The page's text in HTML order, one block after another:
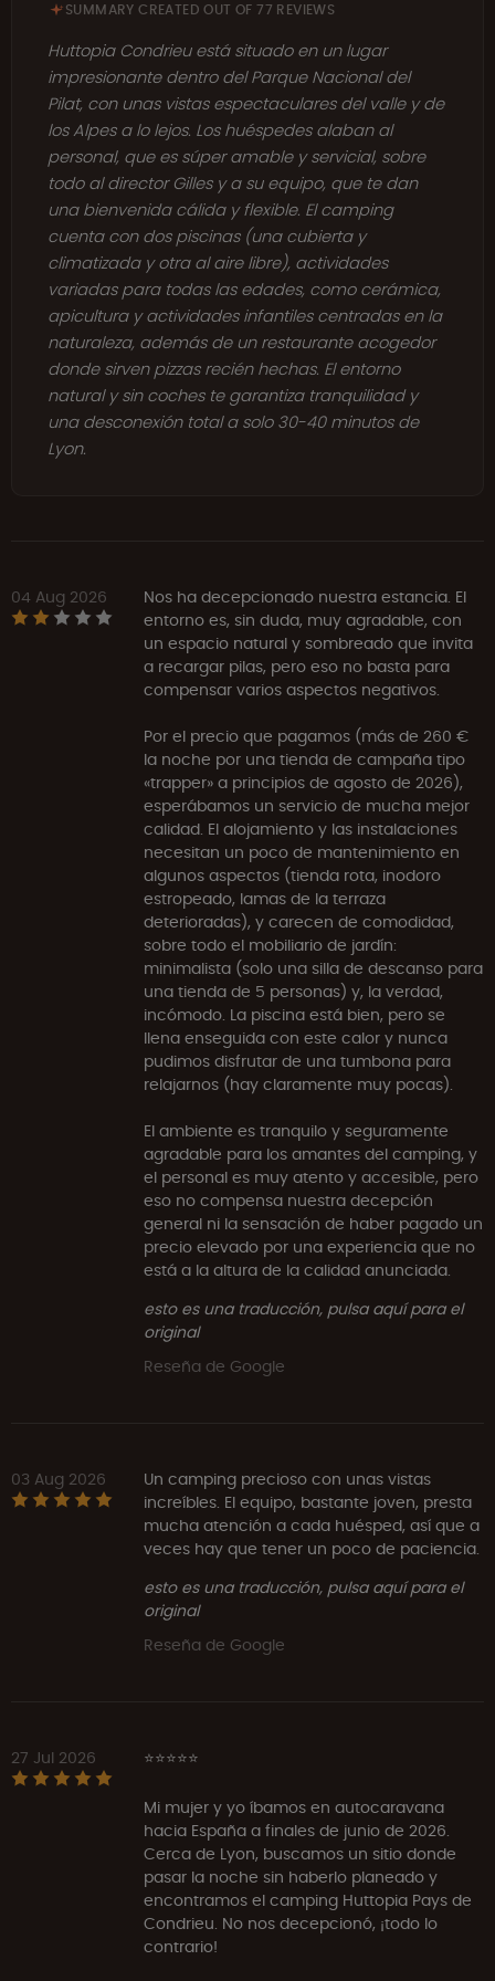
SUMMARY CREATED OUT OF 77 REVIEWS
Huttopia Condrieu está situado en un lugar
impresionante dentro del Parque Nacional del
Pilat, con unas vistas espectaculares del valle y de
los Alpes a lo lejos. Los huéspedes alaban al
personal, que es súper amable y servicial, sobre
todo al director Gilles y a su equipo, que te dan
una bienvenida cálida y flexible. El camping
cuenta con dos piscinas (una cubierta y
climatizada y otra al aire libre), actividades
variadas para todas las edades, como cerámica,
apicultura y actividades infantiles centradas en la
naturaleza, además de un restaurante acogedor
donde sirven pizzas recién hechas. El entorno
natural y sin coches te garantiza tranquilidad y
una desconexión total a solo 30-40 minutos de
Lyon.
04 Aug 2026
Nos ha decepcionado nuestra estancia. El
entorno es, sin duda, muy agradable, con
un espacio natural y sombreado que invita
a recargar pilas, pero eso no basta para
compensar varios aspectos negativos.
Por el precio que pagamos (más de 260 €
la noche por una tienda de campaña tipo
«trapper» a principios de agosto de 2026),
esperábamos un servicio de mucha mejor
calidad. El alojamiento y las instalaciones
necesitan un poco de mantenimiento en
algunos aspectos (tienda rota, inodoro
estropeado, lamas de la terraza
deterioradas), y carecen de comodidad,
sobre todo el mobiliario de jardín:
minimalista (solo una silla de descanso para
una tienda de 5 personas) y, la verdad,
incómodo. La piscina está bien, pero se
llena enseguida con este calor y nunca
pudimos disfrutar de una tumbona para
relajarnos (hay claramente muy pocas).
El ambiente es tranquilo y seguramente
agradable para los amantes del camping, y
el personal es muy atento y accesible, pero
eso no compensa nuestra decepción
general ni la sensación de haber pagado un
precio elevado por una experiencia que no
está a la altura de la calidad anunciada.
esto es una traducción, pulsa aquí para el
original
Reseña de Google
03 Aug 2026
Un camping precioso con unas vistas
increíbles. El equipo, bastante joven, presta
mucha atención a cada huésped, así que a
veces hay que tener un poco de paciencia.
esto es una traducción, pulsa aquí para el
original
Reseña de Google
27 Jul 2026 ⭐⭐⭐⭐⭐
Mi mujer y yo íbamos en autocaravana
hacia España a finales de junio de 2026.
Cerca de Lyon, buscamos un sitio donde
pasar la noche sin haberlo planeado y
encontramos el camping Huttopia Pays de
Condrieu. No nos decepcionó, ¡todo lo
contrario!